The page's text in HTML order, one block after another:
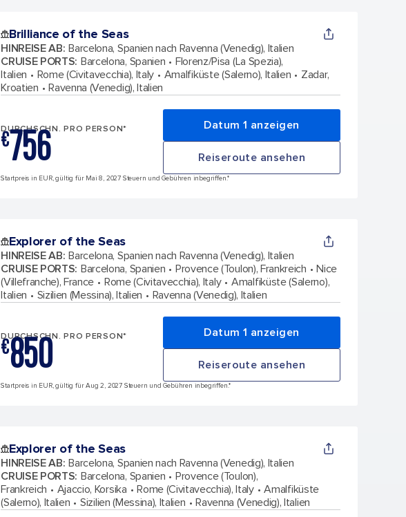
Brilliance of the Seas
HINREISE AB: Barcelona, Spanien nach Ravenna (Venedig), Italien
CRUISE PORTS: Barcelona, Spanien
Florenz/Pisa (La Spezia),
Italien
Rome (Civitavecchia), Italy Amalfiküste (Salerno), Italien
Zadar,
Kroatien
Ravenna (Venedig), Italien
DURCHSCHN. PRO PERSON*
€756 Datum 1 anzeigen
Reiseroute ansehen
Startpreis in EUR, gültig für Mai 8, 2027 Steuern und Gebühren inbegriffen.*
Explorer of the Seas
HINREISE AB: Barcelona, Spanien nach Ravenna (Venedig), Italien
CRUISE PORTS: Barcelona, Spanien Provence (Toulon), Frankreich
Nice
(Villefranche), France
Rome (Civitavecchia), Italy
Amalfiküste (Salerno),
Italien
Sizilien (Messina), Italien Ravenna (Venedig), Italien
DURCHSCHN. PRO PERSON*
€850 Datum 1 anzeigen
Reiseroute ansehen
Startpreis in EUR, gültig für Aug 2, 2027 Steuern und Gebühren inbegriffen.*
Explorer of the Seas
HINREISE AB: Barcelona, Spanien nach Ravenna (Venedig), Italien
CRUISE PORTS: Barcelona, Spanien
Provence (Toulon),
Frankreich
Ajaccio, Korsika Rome (Civitavecchia), Italy
Amalfiküste
(Salerno), Italien
Sizilien (Messina), Italien Ravenna (Venedig), Italien